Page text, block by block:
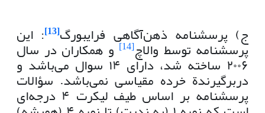
ج) پرسشنامه ذهن‌آگاهی فرایبورگ[13] : این
پرسشنامه توسط والاچ[14] و همکاران در سال
۲۰۰۶ ساخته شد، دارای ۱۴ سوال می‌باشد و
دربرگیرندة خرده مقیاسی نمی‌باشد. سؤالات
پرسشنامه بر اساس طیف لیکرت ۴ درجه‌ای